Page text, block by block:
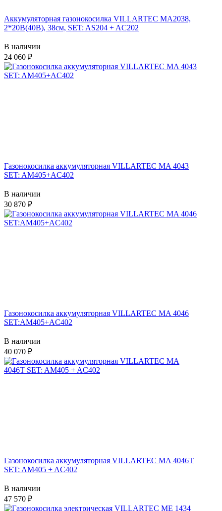
Аккумуляторная газонокосилка VILLARTEC MA2038,
2*20В(40В), 38см, SET: AS204 + AC202
В наличии
24 060
Газонокосилка аккумуляторная VILLARTEC MA 4043
SET: AM405+AC402
В наличии
30 870
Газонокосилка аккумуляторная VILLARTEC MA 4046
SET:AM405+AC402
В наличии
40 070
Газонокосилка аккумуляторная VILLARTEC MA 4046T
SET: AM405 + AC402
В наличии
47 570